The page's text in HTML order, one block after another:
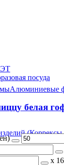
посуда
Алюминиевые
белая
х